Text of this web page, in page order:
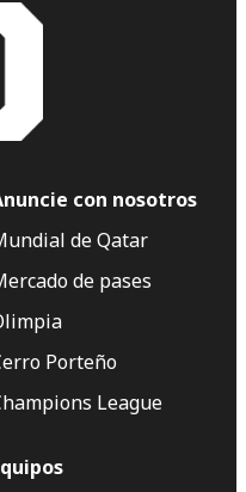
con nosotros
de Qatar
de pases
Porteño
League